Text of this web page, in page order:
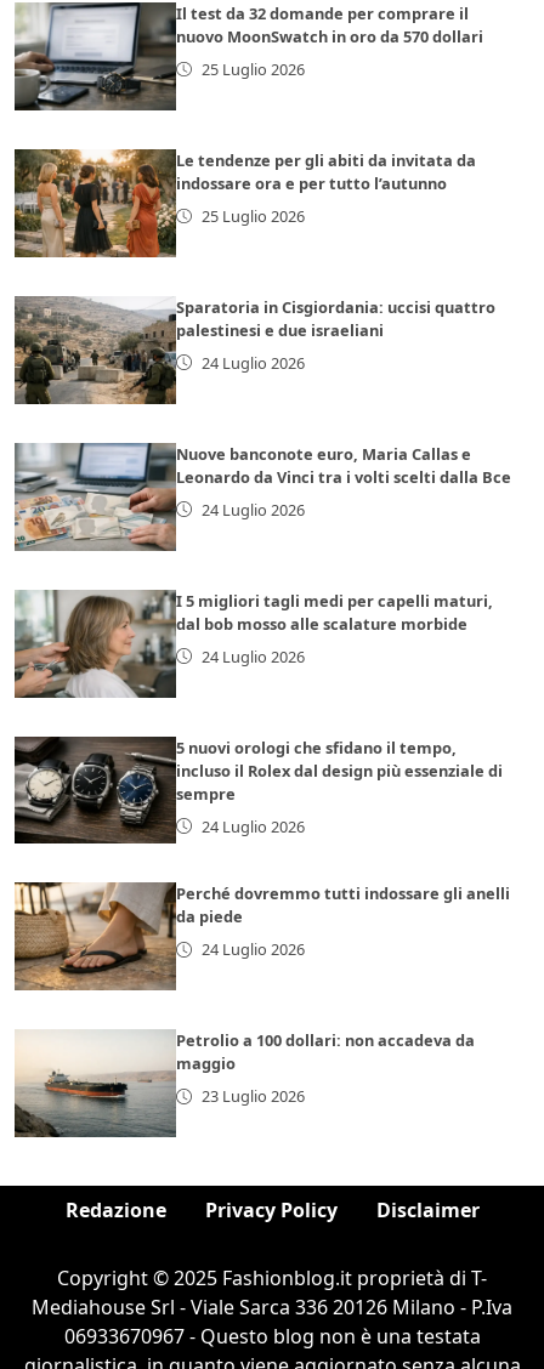
Il test da 32 domande per comprare il
nuovo MoonSwatch in oro da 570 dollari
25 Luglio 2026
Le tendenze per gli abiti da invitata da
indossare ora e per tutto l’autunno
25 Luglio 2026
Sparatoria in Cisgiordania: uccisi quattro
palestinesi e due israeliani
24 Luglio 2026
Nuove banconote euro, Maria Callas e
Leonardo da Vinci tra i volti scelti dalla Bce
24 Luglio 2026
I 5 migliori tagli medi per capelli maturi,
dal bob mosso alle scalature morbide
24 Luglio 2026
5 nuovi orologi che sfidano il tempo,
incluso il Rolex dal design più essenziale di
sempre
24 Luglio 2026
Perché dovremmo tutti indossare gli anelli
da piede
24 Luglio 2026
Petrolio a 100 dollari: non accadeva da
maggio
23 Luglio 2026
Redazione Privacy Policy Disclaimer
Copyright © 2025 Fashionblog.it proprietà di T-
Mediahouse Srl - Viale Sarca 336 20126 Milano - P.Iva
06933670967 - Questo blog non è una testata